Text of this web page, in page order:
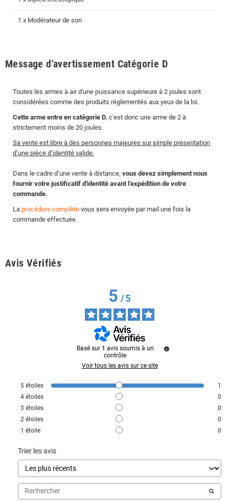
1 x Modérateur de son
Message d'avertissement Catégorie D
Toutes les armes à air d'une puissance supérieure à 2 joules sont
considérées comme des produits réglementés aux yeux de la loi.
Cette arme entre en catégorie D, c'est donc une arme de 2 à
strictement moins de 20 joules.
Sa vente est libre à des personnes majeures sur simple présentation
d’une pièce d’identité valide.
Dans le cadre d’une vente à distance, vous devez simplement nous
fournir votre justificatif d'identité avant l’expédition de votre
commande.
La procédure complète vous sera envoyée par mail une fois la
commande effectuée.
Avis Vérifiés
5/5
Basé sur 1 avis soumis à un
contrôle
Voir tous les avis sur ce site
5 étoiles
1
4 étoiles
0
3 étoiles
0
2 étoiles
0
1 étoile 0
Trier les avis